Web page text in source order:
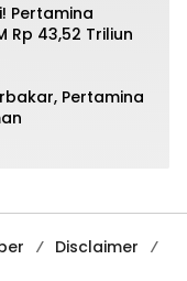
Pertamina
Rp 43,52 Triliun
Pertamina
Disclaimer